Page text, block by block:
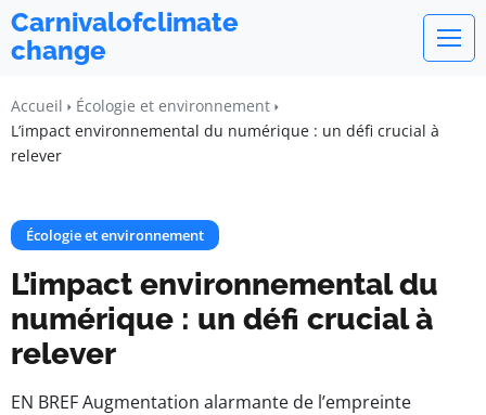
Carnivalofclimate
change
Accueil
Écologie et environnement
L’impact environnemental du numérique : un défi crucial à
relever
Écologie et environnement
L’impact environnemental du
numérique : un défi crucial à
relever
EN BREF Augmentation alarmante de l’empreinte